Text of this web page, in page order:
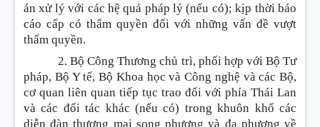
án xử lý với các hệ quả pháp lý (nếu có); kịp thời báo
cáo cấp có thẩm quyền đối với những vấn đề vượt
thẩm quyền.
2. Bộ Công Thương chủ trì, phối hợp với Bộ Tư
pháp, Bộ Y tế, Bộ Khoa học và Công nghệ và các Bộ,
cơ quan liên quan tiếp tục trao đổi với phía Thái Lan
và các đối tác khác (nếu có) trong khuôn khổ các
diễn đàn thương mại song phương và đa phương về